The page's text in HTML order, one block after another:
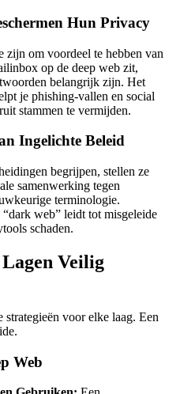
Hun Privacy
zijn om voordeel te hebben van
op de deep web zit,
belangrijk zijn. Het
je phishing-vallen en social
stammen te vermijden.
Ingelichte Beleid
begrijpen, stellen ze
samenwerking tegen
terminologie.
web” leidt tot misgeleide
schaden.
Veilig
voor elke laag. Een
Web